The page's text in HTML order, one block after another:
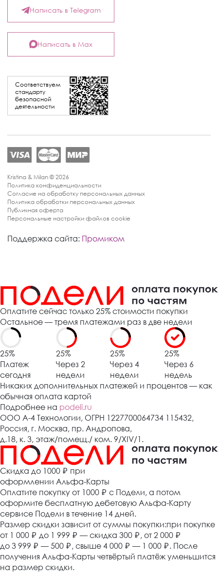
Соответствуем
стандарту
безопасной
деятельности
Написать в Telegram
Написать в Max
Kristina & Milan © 2026
Политика конфиденциальности
Согласие на обработку персональных данных
Политика обработки персональных данных
Публичная оферта
Персональные настройки файлов cookie
Поддержка сайта: Промиком
Оплатите сейчас только 25% стоимости покупки
Остальное — тремя платежами раз в две недели
25%
Платеж
сегодня
25%
Через 2
недели
25%
Через 4
недели
25%
Через 6
недель
Никаких дополнительных платежей и процентов — как
обычная оплата картой
Подробнее на podeli.ru
ООО А-4 Технологии, ОГРН 1227700064734 115432,
Россия, г. Москва, пр. Андропова,
д.18, к. 3, этаж/помещ./ ком. 9/XIV/1.
Cкидка до 1000 ₽ при
оформлении Альфа-Карты
Оплатите покупку от 1000 ₽ с Подели, а потом
оформите бесплатную дебетовую Альфа-Карту
сервисе Подели в течение 14 дней.
Размер скидки зависит от суммы покупки:при покупке
от 1 000 ₽ до 1 999 ₽ — скидка 300 ₽ , от 2 000 ₽
до 3 999 ₽ — 500 ₽ , свыше 4 000 ₽ — 1 000 ₽. После
получения Альфа-Карты четвёртый платёж уменьшится
на размер скидки.